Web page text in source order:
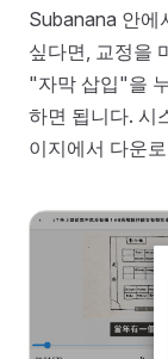
Subanana 안에
싶다면, 교정을
"자막 삽입"을
하면 됩니다. 시
이지에서 다운